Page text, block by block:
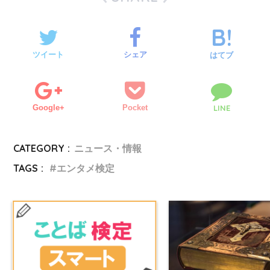
ツイート シェア はてブ
Google+ Pocket LINE
CATEGORY : ニュース・情報
TAGS :
エンタメ検定